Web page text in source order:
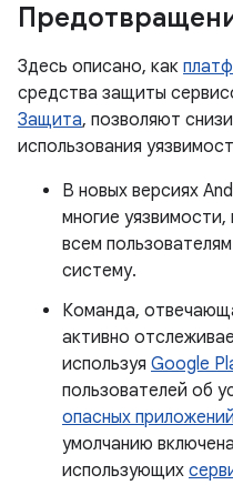
Здесь описано, как
средства защиты
Защита, позволяют
использования
В новых версиях
многие
всем
систему.
Команда,
активно
используя Google
пользователей об
опасных приложений
умолчанию
использующих